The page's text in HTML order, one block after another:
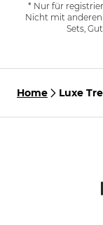
* Nur für
Nicht mit
Sets,
Home Luxe